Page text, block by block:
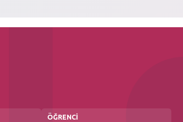
ÖĞRENCİ